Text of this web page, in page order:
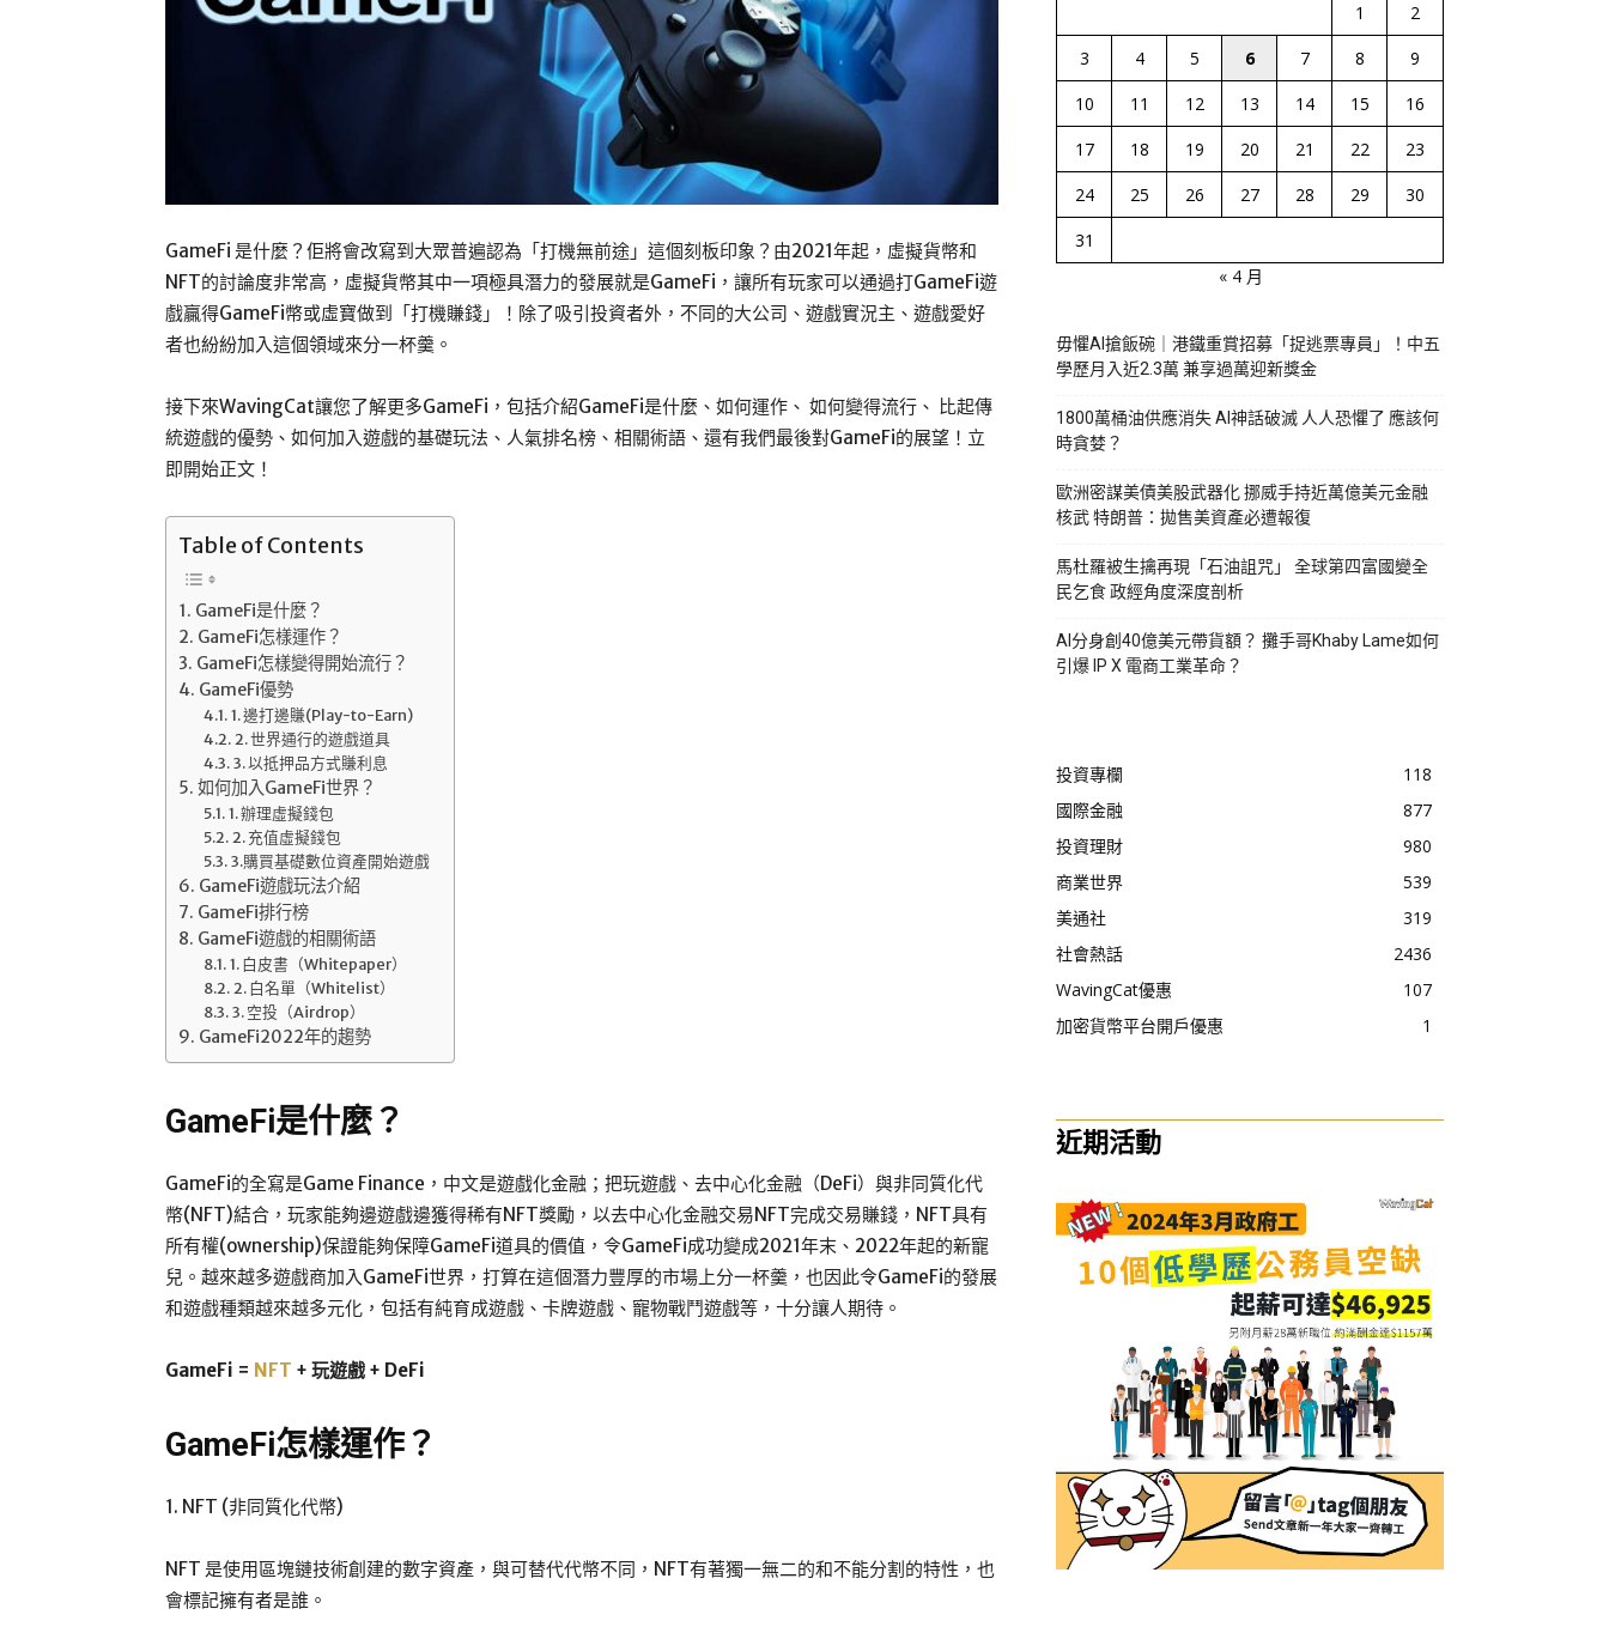
GameFi 是什麼？佢將會改寫到大眾普遍認為「打機無前途」這個刻板印象？由2021年起，虛擬貨幣和
NFT的討論度非常高，虛擬貨幣其中一項極具潛力的發展就是GameFi，讓所有玩家可以通過打GameFi遊
戲贏得GameFi幣或虛寶做到「打機賺錢」！除了吸引投資者外，不同的大公司、遊戲實況主、遊戲愛好
者也紛紛加入這個領域來分一杯羹。
接下來WavingCat讓您了解更多GameFi，包括介紹GameFi是什麼、如何運作、 如何變得流行、 比起傳
統遊戲的優勢、如何加入遊戲的基礎玩法、人氣排名榜、相關術語、還有我們最後對GameFi的展望！立
即開始正文！
Table of Contents
GameFi是什麼？
GameFi怎樣運作？
GameFi怎樣變得開始流行？
GameFi優勢
1. 邊打邊賺(Play-to-Earn)
2. 世界通行的遊戲道具
3. 以抵押品方式賺利息
如何加入GameFi世界？
1. 辦理虛擬錢包
2. 充值虛擬錢包
3.購買基礎數位資產開始遊戲
GameFi遊戲玩法介紹
GameFi排行榜
GameFi遊戲的相關術語
1. 白皮書（Whitepaper）
2. 白名單（Whitelist）
3. 空投（Airdrop）
GameFi2022年的趨勢
GameFi是什麼？
GameFi的全寫是Game Finance，中文是遊戲化金融；把玩遊戲、去中心化金融（DeFi）與非同質化代
幣(NFT)結合，玩家能夠邊遊戲邊獲得稀有NFT獎勵，以去中心化金融交易NFT完成交易賺錢，NFT具有
所有權(ownership)保證能夠保障GameFi道具的價值，令GameFi成功變成2021年末、2022年起的新寵
兒。越來越多遊戲商加入GameFi世界，打算在這個潛力豐厚的市場上分一杯羹，也因此令GameFi的發展
和遊戲種類越來越多元化，包括有純育成遊戲、卡牌遊戲、寵物戰鬥遊戲等，十分讓人期待。
GameFi = NFT + 玩遊戲 + DeFi
GameFi怎樣運作？
1. NFT (非同質化代幣)
NFT 是使用區塊鏈技術創建的數字資產，與可替代代幣不同，NFT有著獨一無二的和不能分割的特性，也
會標記擁有者是誰。
1
2
3
4 5 6 7 8
9
10
11 12 13 14 15
16
17
18 19 20 21 22
23
24
25 26 27 28 29
30
31
« 4 月
毋懼AI搶飯碗｜港鐵重賞招募「捉逃票專員」！中五
學歷月入近2.3萬 兼享過萬迎新獎金
1800萬桶油供應消失 AI神話破滅 人人恐懼了 應該何
時貪婪？
歐洲密謀美債美股武器化 挪威手持近萬億美元金融
核武 特朗普：拋售美資產必遭報復
馬杜羅被生擒再現「石油詛咒」 全球第四富國變全
民乞食 政經角度深度剖析
AI分身創40億美元帶貨額？ 攤手哥Khaby Lame如何
引爆 IP X 電商工業革命？
投資專欄
118
國際金融
877
投資理財
980
商業世界
539
美通社
319
社會熱話
2436
WavingCat優惠
107
加密貨幣平台開戶優惠
1
近期活動